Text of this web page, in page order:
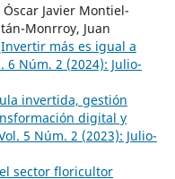
Javier Montiel-
Monrroy, Juan
más es igual a
6 Núm. 2 (2024): Julio-
invertida, gestión
digital y
5 Núm. 2 (2023): Julio-
sector floricultor